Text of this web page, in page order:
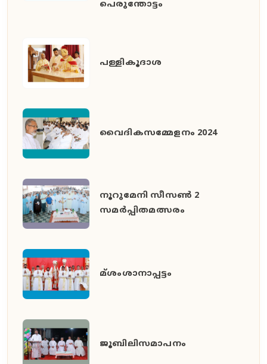
പെരുന്തോട്ടം
പള്ളികൂദാശ
വൈദികസമ്മേളനം 2024
നൂറുമേനി സീസൺ 2
സമർപ്പിതമത്സരം
മ്ശംശാനാപ്പട്ടം
ജൂബിലിസമാപനം